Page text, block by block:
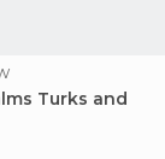
Turks and